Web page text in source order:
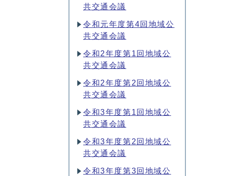
共交通会議
令和元年度第4回地域公
共交通会議
令和2年度第1回地域公
共交通会議
令和2年度第2回地域公
共交通会議
令和3年度第1回地域公
共交通会議
令和3年度第2回地域公
共交通会議
令和3年度第3回地域公